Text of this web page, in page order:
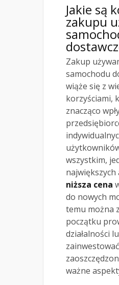
Jakie są
zakupu
Zakup
samochodu
wiąże się z
korzyściami,
znacząco
wszystkim,
niższa cena
do nowych
temu można
początku
działalności
zainwestować
ważne